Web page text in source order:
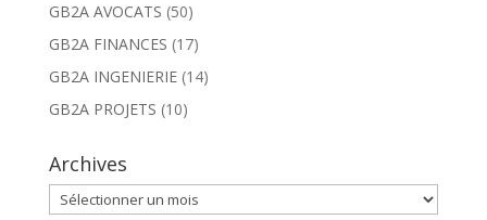
GB2A AVOCATS (50)
GB2A FINANCES (17)
GB2A INGENIERIE(14)
GB2A PROJETS (10)
Archives
Archives